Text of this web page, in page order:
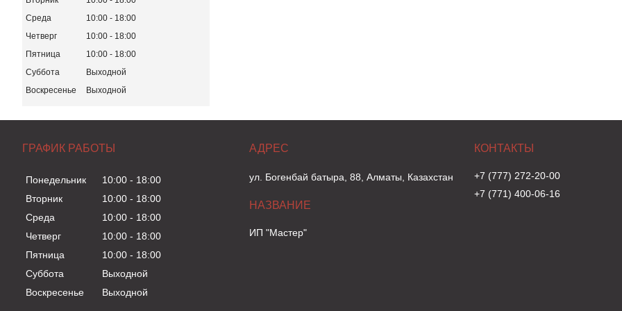
Среда
10:00
18:00
Четверг
10:00
18:00
Пятница
10:00
18:00
Суббота
Выходной
Воскресенье
Выходной
ГРАФИК РАБОТЫ
Понедельник 10:00
18:00
Вторник
10:00
18:00
Среда
10:00
18:00
Четверг
10:00
18:00
Пятница
10:00
18:00
Суббота
Выходной
Воскресенье
Выходной
ул. Богенбай батыра, 88, Алматы, Казахстан
ИП "Мастер"
+7 (777) 272-20-00
+7 (771) 400-06-16